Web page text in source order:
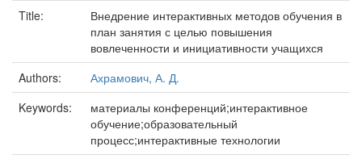
Title:
Внедрение интерактивных методов обучения в
план занятия с целью повышения
вовлеченности и инициативности учащихся
Authors:
Ахрамович, А. Д.
Keywords:
материалы конференций;интерактивное
обучение;образовательный
процесс;интерактивные технологии